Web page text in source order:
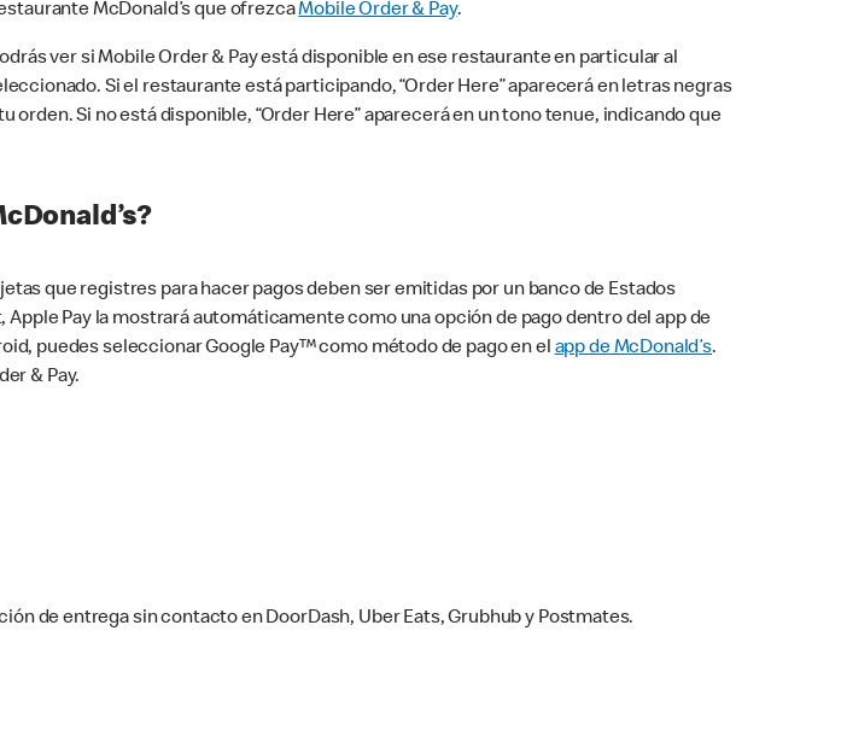
McDonald’s que ofrezcaMobile Order & Pay.
ver si Mobile Order & Pay está disponible en ese restaurante en particular al
Si el restaurante está participando, “Order Here” aparecerá en letras negras
Si no está disponible, “Order Here” aparecerá en un tono tenue, indicando que
que registres para hacer pagos deben ser emitidas por un banco de Estados
Pay la mostrará automáticamente como una opción de pago dentro del app de
puedes seleccionar Google Pay™ como método de pago en elapp de McDonald’s.
& Pay.
de entrega sin contacto en DoorDash, Uber Eats, Grubhub y Postmates.